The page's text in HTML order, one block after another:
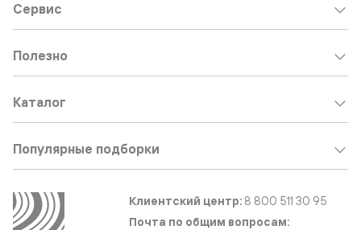
Сервис
Полезно
Каталог
Популярные подборки
Клиентский центр: 8 800 511 30 95
Почта по общим вопросам: